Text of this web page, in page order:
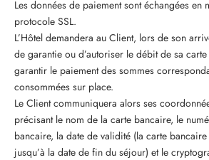
Les données de paiement sont échangées en
protocole SSL.
L’Hôtel demandera au Client, lors de son
de garantie ou d’autoriser le débit de sa
garantir le paiement des sommes
consommées sur place.
Le Client communiquera alors ses
précisant le nom de la carte bancaire, le
bancaire, la date de validité (la carte
jusqu’à la date de fin du séjour) et le